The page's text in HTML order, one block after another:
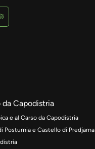
Capodistria
e al Carso da Capodistria
Postumia e Castello di Predjama